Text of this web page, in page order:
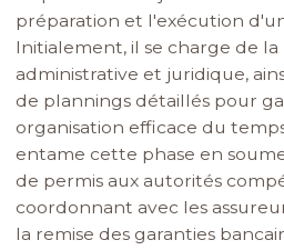
préparation et l'exécution
Initialement, il se charge de
administrative et juridique,
de plannings détaillés pour
organisation efficace du
entame cette phase en
de permis aux autorités
coordonnant avec les
la remise des garanties